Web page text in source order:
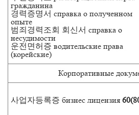
гражданина
경력증명서 справка о полученном
опыте
범죄경력조회 회신서 справка о
несудимости
운전면허증 водительские права
(корейские)
Корпоративные
사업자등록증 бизнес лицензия